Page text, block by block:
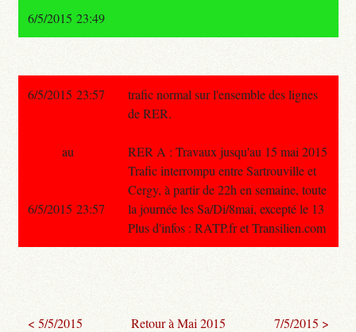
6/5/2015 23:49
6/5/2015 23:57
trafic normal sur l'ensemble des lignes
de RER.
RER A : Travaux jusqu'au 15 mai 2015
Trafic interrompu entre Sartrouville et
Cergy, à partir de 22h en semaine, toute
la journée les Sa/Di/8mai, excepté le 13
Plus d'infos : RATP.fr et Transilien.com
au
6/5/2015 23:57
< 5/5/2015 Retour à Mai 2015 7/5/2015 >